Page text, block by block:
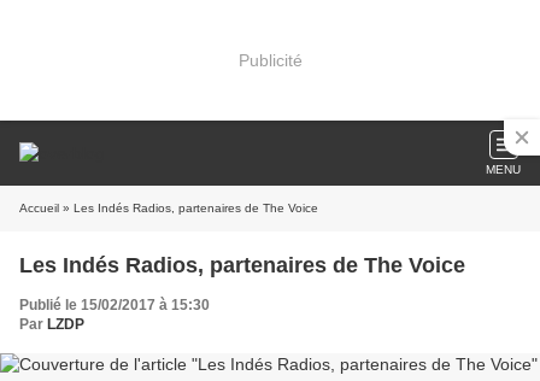
Publicité
MENU
Accueil » Les Indés Radios, partenaires de The Voice
Les Indés Radios, partenaires de The Voice
Publié le 15/02/2017 à 15:30
Par LZDP